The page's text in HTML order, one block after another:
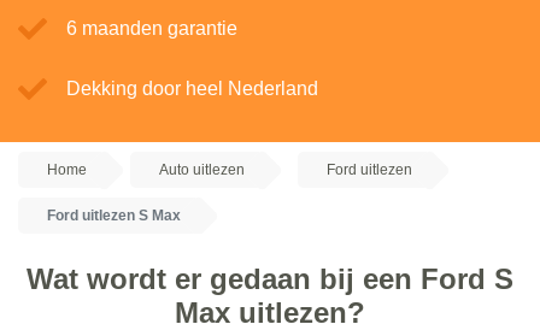
6 maanden garantie
Dekking door heel Nederland
Home Auto uitlezen Ford uitlezen
Ford uitlezen S Max
Wat wordt er gedaan bij een Ford S
Max uitlezen?